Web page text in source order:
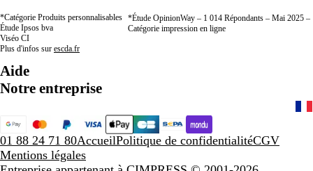
*Catégorie Produits personnalisables
Étude Ipsos bva
Viséo CI
Plus d'infos sur escda.fr
*Étude OpinionWay – 1 014 Répondants – Mai 2025 –
Catégorie impression en ligne
Aide
Notre entreprise
01 88 24 71 80AccueilPolitique de confidentialitéCGV
Mentions légales